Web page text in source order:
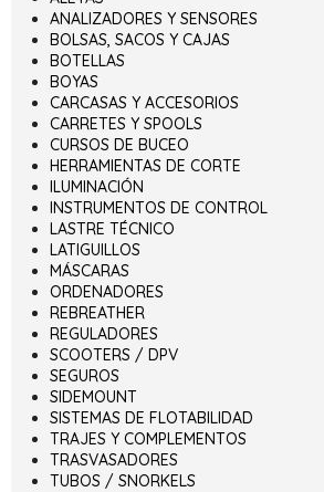
ANALIZADORES Y SENSORES
BOLSAS, SACOS Y CAJAS
BOTELLAS
BOYAS
CARCASAS Y ACCESORIOS
CARRETES Y SPOOLS
CURSOS DE BUCEO
HERRAMIENTAS DE CORTE
ILUMINACIÓN
INSTRUMENTOS DE CONTROL
LASTRE TÉCNICO
LATIGUILLOS
MÁSCARAS
ORDENADORES
REBREATHER
REGULADORES
SCOOTERS / DPV
SEGUROS
SIDEMOUNT
SISTEMAS DE FLOTABILIDAD
TRAJES Y COMPLEMENTOS
TRASVASADORES
TUBOS / SNORKELS